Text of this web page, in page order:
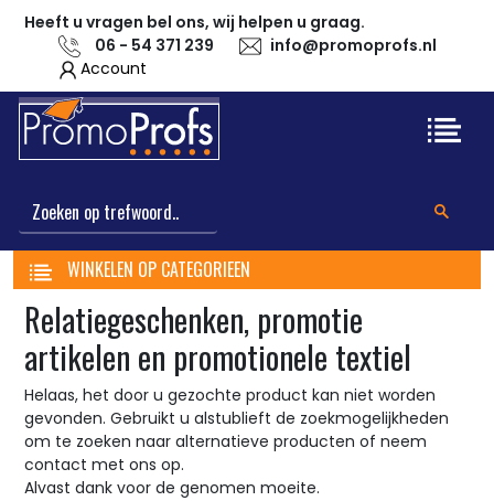
Heeft u vragen bel ons, wij helpen u graag.
06 - 54 371 239
info@promoprofs.nl
Account
WINKELEN OP CATEGORIEEN
Relatiegeschenken, promotie
artikelen en promotionele textiel
Helaas, het door u gezochte product kan niet worden
gevonden. Gebruikt u alstublieft de zoekmogelijkheden
om te zoeken naar alternatieve producten of neem
contact met ons op.
Alvast dank voor de genomen moeite.